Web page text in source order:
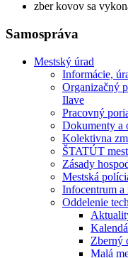
zber kovov sa
Samospráva
Mestský úrad
Informácie,
Organizačný
Ilave
Pracovný
Dokumenty a
Kolektivna
ŠTATÚT
Zásady
Mestská
Infocentrum a
Oddelenie
Zberný
Malá